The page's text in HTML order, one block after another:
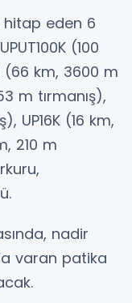
hitap eden 6
(100
(66 km, 3600 m
m tırmanış),
UP16K (16 km,
210 m
nadir
varan patika